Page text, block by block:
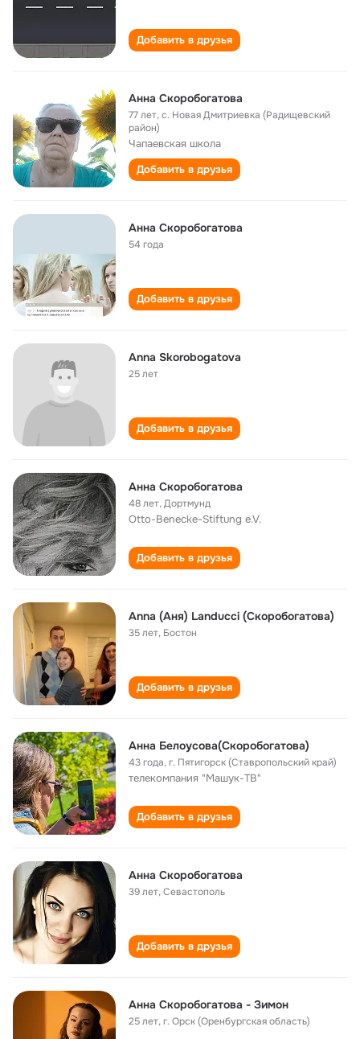
Добавить в друзья
Анна Скоробогатова
77 лет,с. Новая Дмитриевка (Радищевский
район)
Чапаевская школа
Добавить в друзья
Анна Скоробогатова
54 года
Добавить в друзья
Anna Skorobogatova
25 лет
Добавить в друзья
Анна Скоробогатова
48 лет,Дортмунд
Otto-Benecke-Stiftung e.V.
Добавить в друзья
Anna (Аня) Landucci (Скоробогатова)
35 лет, Бостон
Добавить в друзья
Анна Белоусова(Скоробогатова)
43 года,г. Пятигорск (Ставропольский край)
телекомпания "Машук-ТВ"
Добавить в друзья
Анна Скоробогатова
39 лет,Севастополь
Добавить в друзья
Анна Скоробогатова - Зимон
25 лет,г. Орск (Оренбургская область)